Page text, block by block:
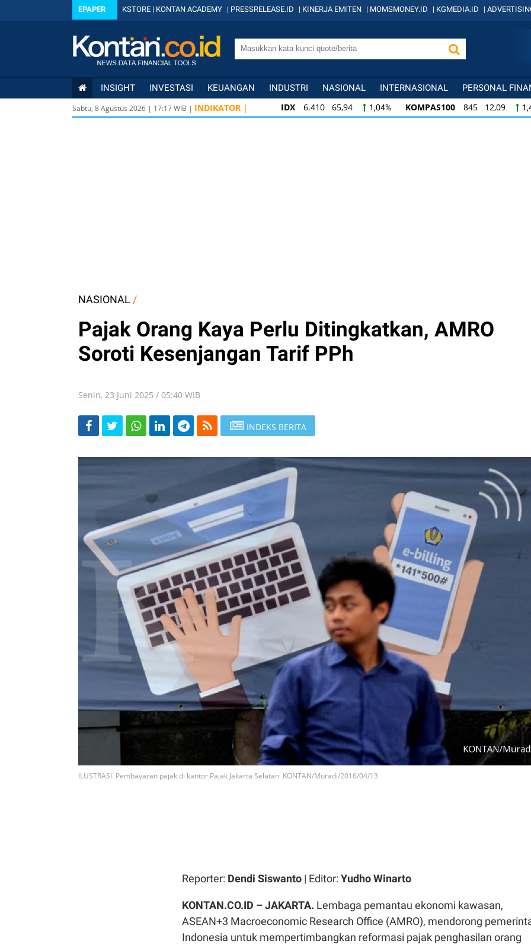
EPAPER KSTORE | KONTAN ACADEMY | PRESSRELEASE.ID | KINERJA EMITEN | MOMSMONEY.ID | KGMEDIA.ID |
INSIGHT INVESTASI KEUANGAN INDUSTRI NASIONAL INTERNASIONAL PERSONAL
Sabtu, 8 Agustus 2026 | 17:17WIB | INDIKATOR | IDX 6.410 65,94 1,04% KOMPAS100 845 12,09
KOMPAS100 845 12,09 1,45% LQ45 640 9,44
NASIONAL /
Pajak Orang Kaya Perlu Ditingkatkan, AMRO
Soroti Kesenjangan Tarif PPh
Senin, 23 Juni 2025 / 05:40 WIB
INDEKS BERITA
ILUSTRASI. Pembayaran pajak di kantor Pajak Jakarta Selatan. KONTAN/Muradi/2016/04/13
Reporter: Dendi Siswanto | Editor: Yudho Winarto
KONTAN.CO.ID – JAKARTA. Lembaga pemantau ekonomi kawasan,
ASEAN+3 Macroeconomic Research Office (AMRO), mendorong
Indonesia untuk mempertimbangkan reformasi pajak penghasilan orang